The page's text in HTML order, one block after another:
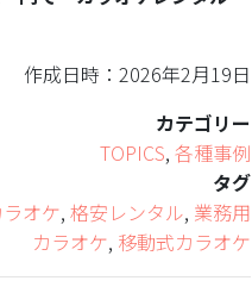
作成日時：2026年2月19日
カテゴリー
TOPICS,各種事例
タグ
オケ,格安レンタル, 業務用
カラオケ, 移動式カラオケ